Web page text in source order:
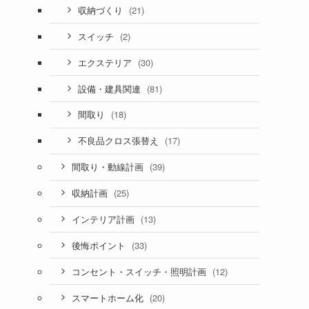
収納づくり (21)
スイッチ (2)
エクステリア (30)
設備・建具関連 (81)
間取り (18)
不良品クロス張替え (17)
間取り・動線計画 (39)
収納計画 (25)
インテリア計画 (13)
後悔ポイント (33)
コンセント・スイッチ・照明計画 (12)
スマートホーム化 (20)